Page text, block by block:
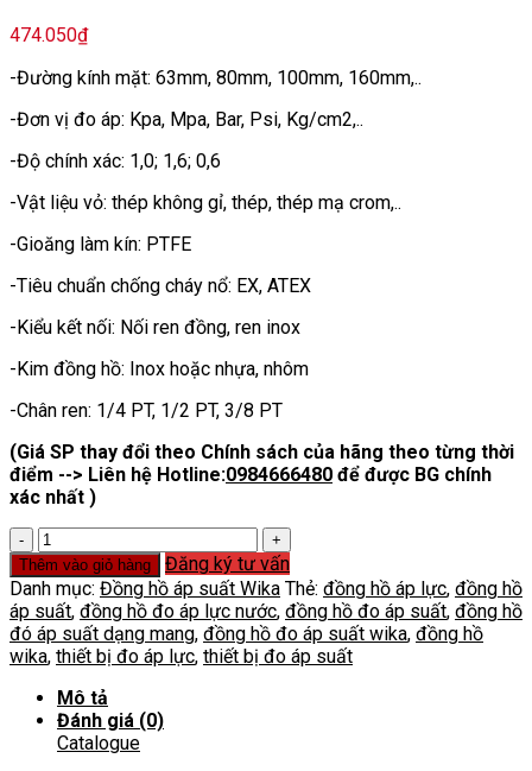
474.050₫
-Đường kính mặt: 63mm, 80mm, 100mm, 160mm,..
-Đơn vị đo áp: Kpa, Mpa, Bar, Psi, Kg/cm2,..
-Độ chính xác: 1,0; 1,6; 0,6
-Vật liệu vỏ: thép không gỉ, thép, thép mạ crom,..
-Gioăng làm kín: PTFE
-Tiêu chuẩn chống cháy nổ: EX, ATEX
-Kiểu kết nối: Nối ren đồng, ren inox
-Kim đồng hồ: Inox hoặc nhựa, nhôm
-Chân ren: 1/4 PT, 1/2 PT, 3/8 PT
(Giá SP thay đổi theo Chính sách của hãng theo từng thời
điểm --> Liên hệ Hotline:0984666480 để được BG chính
xác nhất )
Đồng
Hồ
Áp
Wika
số
lượng
Thêm vào giỏ hàng
Đăng ký tư vấn
Danh mục: Đồng hồ áp suất Wika Thẻ: đồng hồ áp lực, đồng hồ
áp suất, đồng hồ đo áp lực nước, đồng hồ đo áp suất, đồng hồ
đó áp suất dạng mang, đồng hồ đo áp suất wika, đồng hồ
wika, thiết bị đo áp lực, thiết bị đo áp suất
Mô tả
Đánh giá (0)
Catalogue